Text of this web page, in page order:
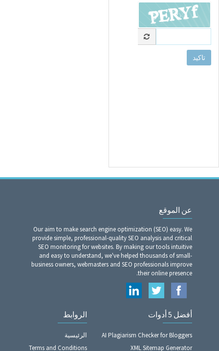
تاكيد
عن الموقع
Our aim to make search engine optimization (SEO) easy. We
provide simple, professional-quality SEO analysis and critical
SEO monitoring for websites. By making our tools intuitive
and easy to understand, we've helped thousands of small-
business owners, webmasters and SEO professionals improve
their online presence.
أفضل 5 أدوات
AI Plagiarism Checker for Bloggers
XML Sitemap Generator
الروابط
الرئيسية
Terms and Conditions